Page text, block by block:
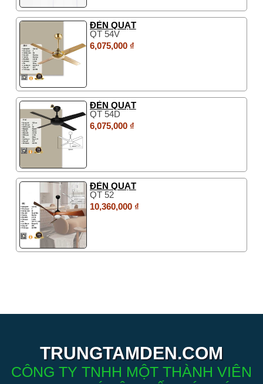
ĐÈN QUẠT
QT 54V
6,075,000 ₫
ĐÈN QUẠT
QT 54D
6,075,000 ₫
ĐÈN QUẠT
QT 52
10,360,000 ₫
TRUNGTAMDEN.COM
CÔNG TY TNHH MỘT THÀNH VIÊN